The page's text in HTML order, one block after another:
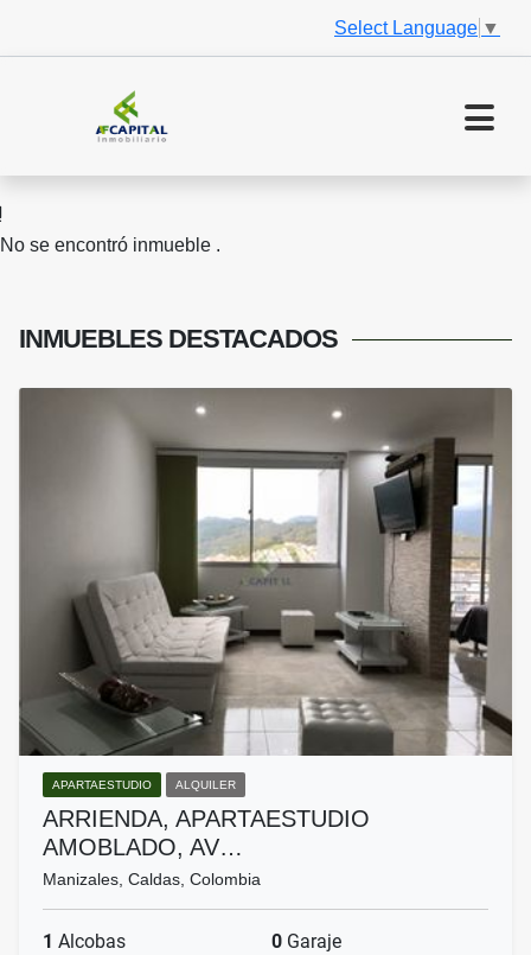
Select Language ▼
No se encontró inmueble .
INMUEBLES DESTACADOS
APARTAESTUDIO ALQUILER
ARRIENDA, APARTAESTUDIO
AMOBLADO, AV…
Manizales, Caldas, Colombia
1 Alcobas 0 Garaje